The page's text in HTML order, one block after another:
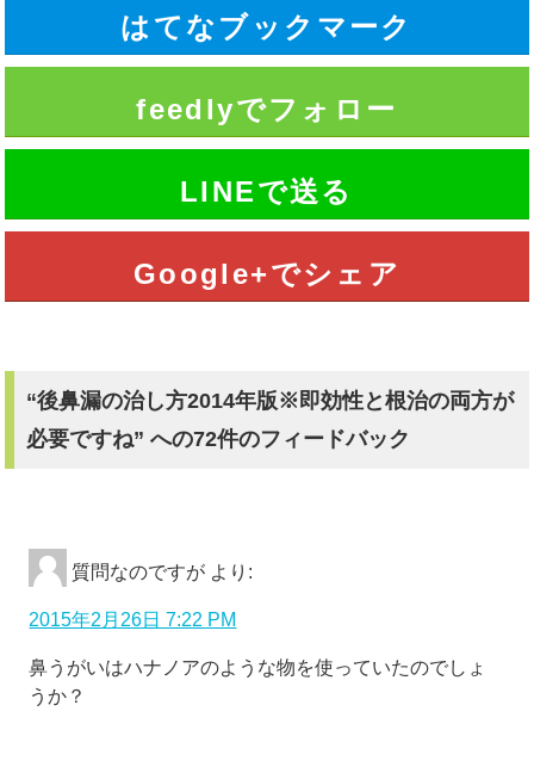
はてなブックマーク
feedlyでフォロー
LINEで送る
Google+でシェア
“後鼻漏の治し方2014年版※即効性と根治の両方が
必要ですね” への72件のフィードバック
質問なのですが より:
2015年2月26日 7:22 PM
鼻うがいはハナノアのような物を使っていたのでしょ
うか？